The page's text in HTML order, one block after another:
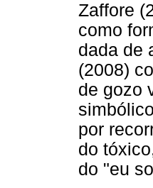
Zaffore
como
dada de
(2008)
de gozo
por
do
do "eu